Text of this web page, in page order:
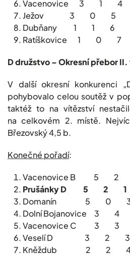
Vacenovice 3 1 4
Ježov 3 0 5
Dubňany 1 1 6
Ratíškovice 1 0
D družstvo – Okresní přebor
V další okresní konkurenci
pohybovalo celou soutěž v
taktéž to na vítězství
na celkovém 2. místě.
Březovský 4,5 b.
Konečné pořadí:
Vacenovice B 5
Prušánky D 5 2
Domanín 5 0
Dolní Bojanovice 3
Vacenovice C 3
Veselí D 3 2 3
Kněždub 2 2